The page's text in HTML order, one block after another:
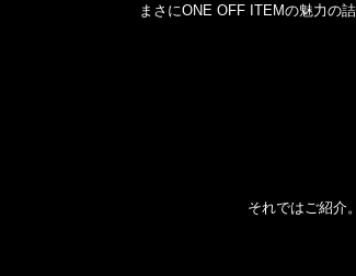
まさにONE OFF ITEMの魅力の詰
それではご紹介。